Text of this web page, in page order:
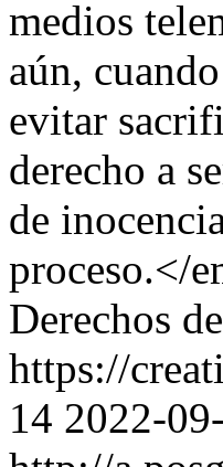
medios
aún,
evitar
derecho a
de
proceso.</
Derechos
https://
14 2022-